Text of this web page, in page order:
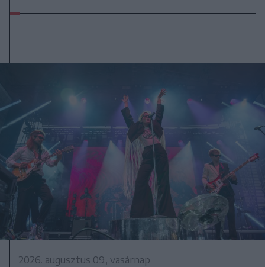
2026. augusztus 09., vasárnap